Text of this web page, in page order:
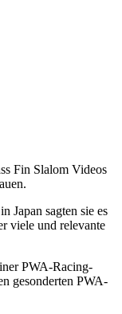
Fin Slalom Videos
Japan sagten sie es
viele und relevante
PWA-Racing-
gesonderten PWA-